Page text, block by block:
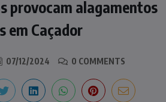
provocam alagamentos
em Caçador
07/12/2024 0 COMMENTS